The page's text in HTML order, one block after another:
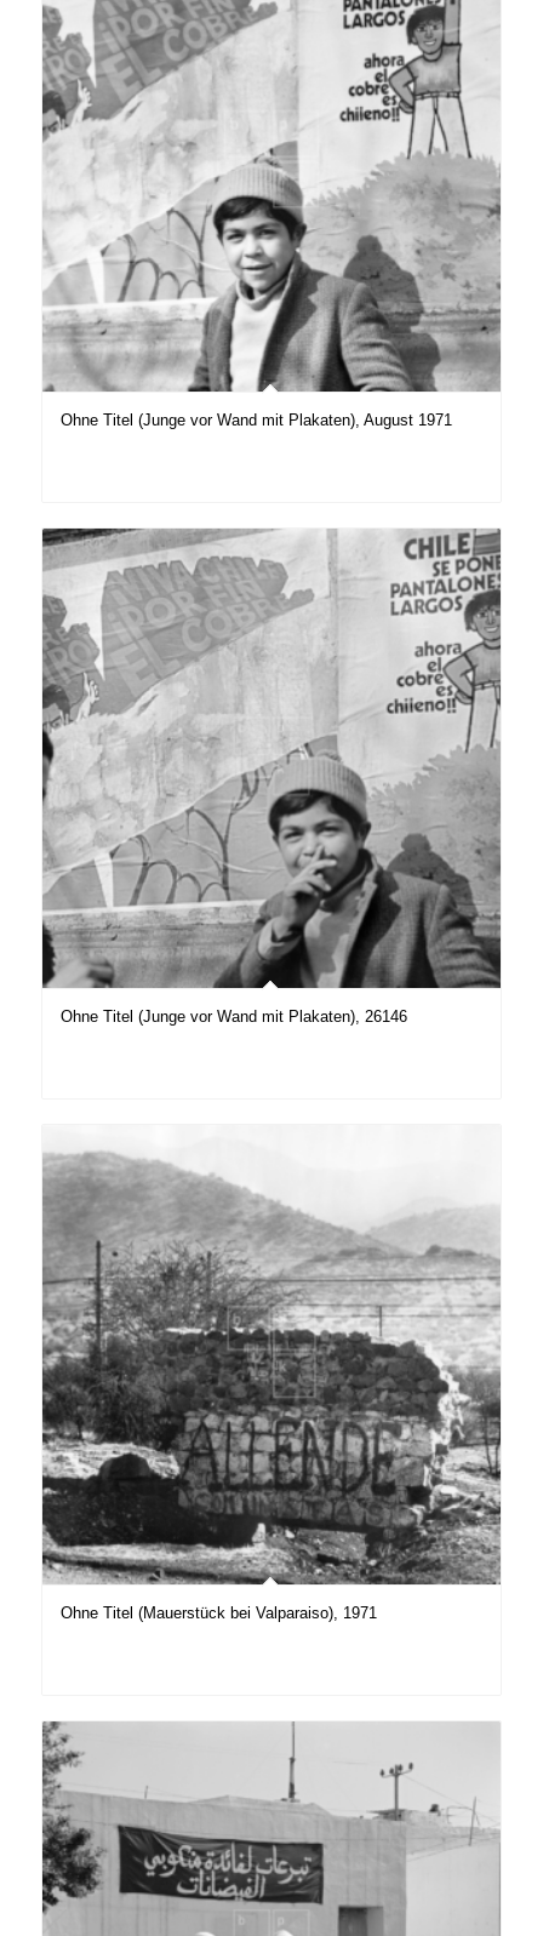
Ohne Titel (Junge vor Wand mit Plakaten), August 1971
Ohne Titel (Junge vor Wand mit Plakaten), 26146
Ohne Titel (Mauerstück bei Valparaiso), 1971